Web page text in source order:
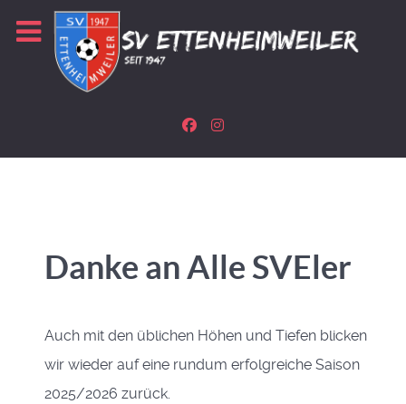
Danke an Alle SVEler
Auch mit den üblichen Höhen und Tiefen blicken
wir wieder auf eine rundum erfolgreiche Saison
2025/2026 zurück.